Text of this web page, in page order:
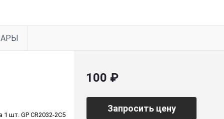
1 шт. GP CR2032-2C5
100 ₽
Запросить цену